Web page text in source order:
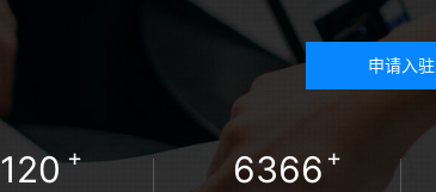
申请入驻
120+ 6366 +